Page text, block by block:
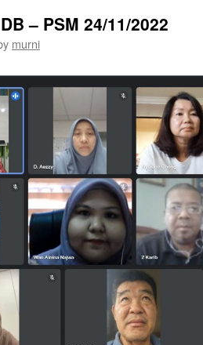
– PSM 24/11/2022
murni